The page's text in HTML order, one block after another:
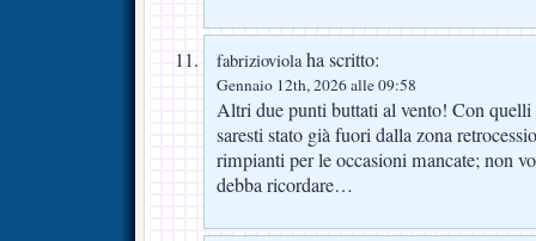
fabrizioviolaha scritto:
Gennaio 12th, 2026 alle 09:58
Altri due punti buttati al vento! Con quelli
saresti stato già fuori dalla zona
rimpianti per le occasioni mancate; non
debba ricordare…